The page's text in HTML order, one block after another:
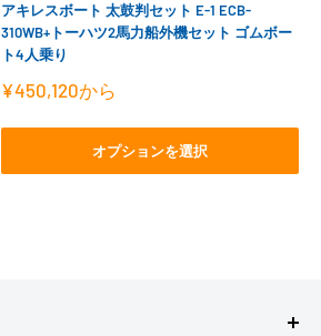
アキレスボート 太鼓判セット E-1 ECB-
310WB+トーハツ2馬力船外機セット ゴムボー
ト4人乗り
販
価
¥450,120から
オプションを選択